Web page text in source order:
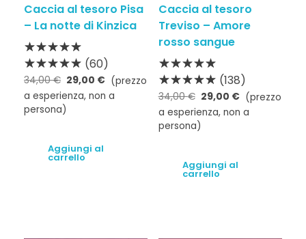
Caccia al tesoro Pisa
– La notte di Kinzica
(60)
34,00€ 29,00 € (prezzo
a esperienza, non a
persona)
Aggiungi al
carrello
Caccia al tesoro
Treviso – Amore
rosso sangue
(138)
34,00€ 29,00 € (prezzo
a esperienza, non a
persona)
Aggiungi al
carrello